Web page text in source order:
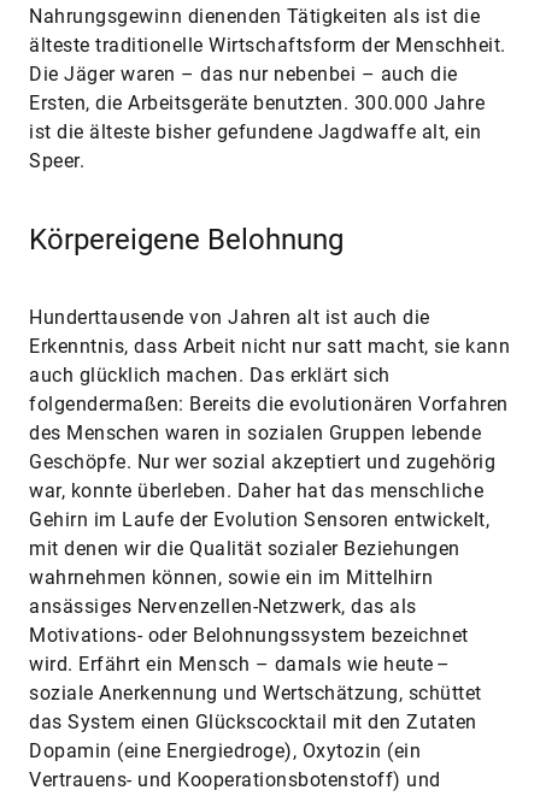
Nahrungsgewinn dienenden Tätigkeiten als ist die
älteste traditionelle Wirtschaftsform der Menschheit.
Die Jäger waren – das nur nebenbei – auch die
Ersten, die Arbeitsgeräte benutzten. 300.000 Jahre
ist die älteste bisher gefundene Jagdwaffe alt, ein
Speer.
Körpereigene Belohnung
Hunderttausende von Jahren alt ist auch die
Erkenntnis, dass Arbeit nicht nur satt macht, sie kann
auch glücklich machen. Das erklärt sich
folgendermaßen: Bereits die evolutionären Vorfahren
des Menschen waren in sozialen Gruppen lebende
Geschöpfe. Nur wer sozial akzeptiert und zugehörig
war, konnte überleben. Daher hat das menschliche
Gehirn im Laufe der Evolution Sensoren entwickelt,
mit denen wir die Qualität sozialer Beziehungen
wahrnehmen können, sowie ein im Mittelhirn
ansässiges Nervenzellen-Netzwerk, das als
Motivations- oder Belohnungssystem bezeichnet
wird. Erfährt ein Mensch – damals wie heute –
soziale Anerkennung und Wertschätzung, schüttet
das System einen Glückscocktail mit den Zutaten
Dopamin (eine Energiedroge), Oxytozin (ein
Vertrauens- und Kooperationsbotenstoff) und